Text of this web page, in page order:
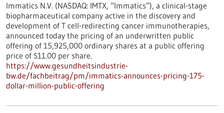
Immatics N.V. (NASDAQ: IMTX, “Immatics”), a clinical-stage
biopharmaceutical company active in the discovery and
development of T cell-redirecting cancer immunotherapies,
announced today the pricing of an underwritten public
offering of 15,925,000 ordinary shares at a public offering
price of $11.00 per share.
https://www.gesundheitsindustrie-
bw.de/fachbeitrag/pm/immatics-announces-pricing-175-
dollar-million-public-offering